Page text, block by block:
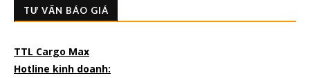
TƯ VẤN BÁO GIÁ
TTL Cargo Max
Hotline kinh doanh: